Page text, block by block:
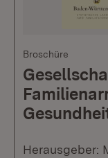
Broschüre
Herausgeber: